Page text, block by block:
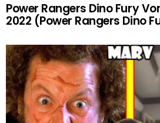
Power Rangers Dino Fury
2022 (Power Rangers Dino